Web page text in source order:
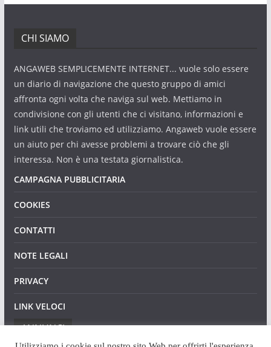
CHI SIAMO
ANGAWEB SEMPLICEMENTE INTERNET... vuole solo essere
un diario di navigazione che questo gruppo di amici
affronta ogni volta che naviga sul web. Mettiamo in
condivisione con gli utenti che ci visitano, informazioni e
link utili che troviamo ed utilizziamo. Angaweb vuole essere
un aiuto per chi avesse problemi a trovare ciò che gli
interessa. Non è una testata giornalistica.
CAMPAGNA PUBBLICITARIA
COOKIES
CONTATTI
NOTE LEGALI
PRIVACY
LINK VELOCI
ANNUNCI